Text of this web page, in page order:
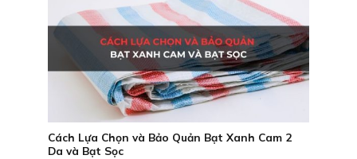
Cách Lựa Chọn và Bảo Quản Bạt Xanh Cam 2
Da và Bạt Sọc